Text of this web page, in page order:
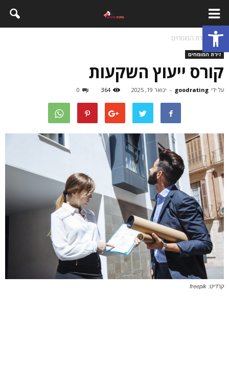
פתח סרגל נגישות
בית זירת המומחים
זירת המומחים
קורס ייעוץ השקעות
על ידי goodrating
- ינואר 19, 2025 364
0
קרדיט: freepik